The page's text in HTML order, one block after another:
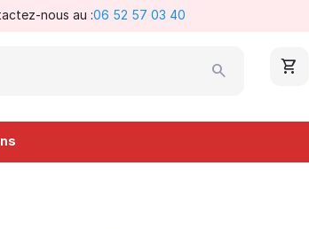
nous au :06 52 57 03 40